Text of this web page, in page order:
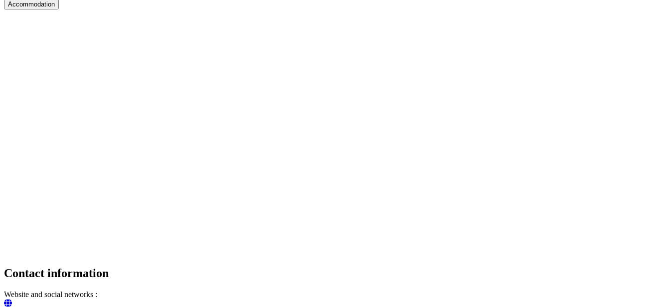
Accommodation
Contact information
Website and social networks :